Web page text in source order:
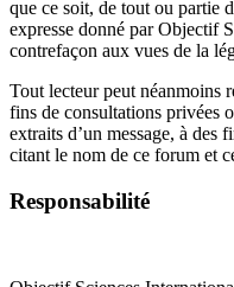
que ce soit, de tout ou partie
expresse donné par Objectif
contrefaçon aux vues de la
Tout lecteur peut néanmoins
fins de consultations privées
extraits d’un message, à des
citant le nom de ce forum et
Responsabilité